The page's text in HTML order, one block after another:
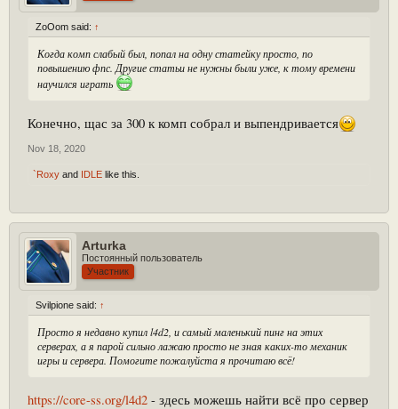
ZoOom said: ↑
Когда комп слабый был, попал на одну статейку просто, по
повышению фпс. Другие статьи не нужны были уже, к тому времени
научился играть
Конечно, щас за 300 к комп собрал и выпендривается
Nov 18, 2020
`Roxy and IDLE like this.
Arturka
Постоянный пользователь
Участник
Svilpione said: ↑
Просто я недавно купил l4d2, и самый маленький пинг на этих
серверах, а я парой сильно лажаю просто не зная каких-то механик
игры и сервера. Помогите пожалуйста я прочитаю всё!
https://core-ss.org/l4d2 - здесь можешь найти всё про сервер